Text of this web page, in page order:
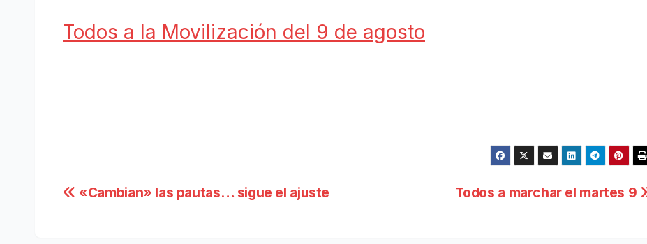
Todos a la Movilización del 9 de agosto
Navegación
Todos a marchar el martes 9
«Cambian» las pautas… sigue el ajuste